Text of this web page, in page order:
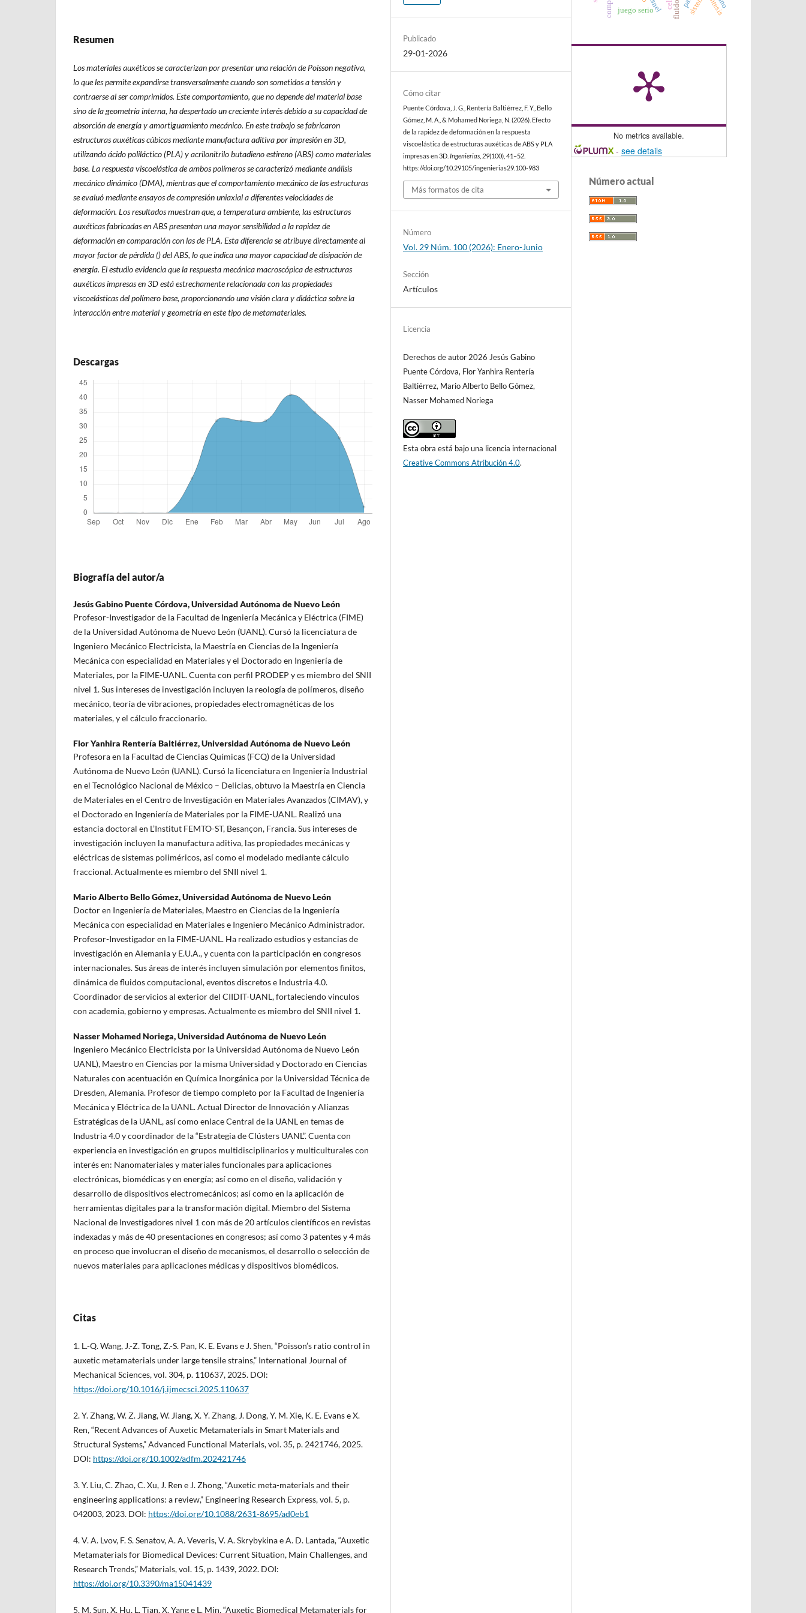
Resumen
Los materiales auxéticos se caracterizan por presentar una relación de Poisson negativa,
lo que les permite expandirse transversalmente cuando son sometidos a tensión y
contraerse al ser comprimidos. Este comportamiento, que no depende del material base
sino de la geometría interna, ha despertado un creciente interés debido a su capacidad de
absorción de energía y amortiguamiento mecánico. En este trabajo se fabricaron
estructuras auxéticas cúbicas mediante manufactura aditiva por impresión en 3D,
utilizando ácido poliláctico (PLA) y acrilonitrilo butadieno estireno (ABS) como materiales
base. La respuesta viscoelástica de ambos polímeros se caracterizó mediante análisis
mecánico dinámico (DMA), mientras que el comportamiento mecánico de las estructuras
se evaluó mediante ensayos de compresión uniaxial a diferentes velocidades de
deformación. Los resultados muestran que, a temperatura ambiente, las estructuras
auxéticas fabricadas en ABS presentan una mayor sensibilidad a la rapidez de
deformación en comparación con las de PLA. Esta diferencia se atribuye directamente al
mayor factor de pérdida () del ABS, lo que indica una mayor capacidad de disipación de
energía. El estudio evidencia que la respuesta mecánica macroscópica de estructuras
auxéticas impresas en 3D está estrechamente relacionada con las propiedades
viscoelásticas del polímero base, proporcionando una visión clara y didáctica sobre la
interacción entre material y geometría en este tipo de metamateriales.
Descargas
Biografía del autor/a
Jesús Gabino Puente Córdova,Universidad Autónoma de Nuevo León
Profesor-Investigador de la Facultad de Ingeniería Mecánica y Eléctrica (FIME)
de la Universidad Autónoma de Nuevo León (UANL). Cursó la licenciatura de
Ingeniero Mecánico Electricista, la Maestría en Ciencias de la Ingeniería
Mecánica con especialidad en Materiales y el Doctorado en Ingeniería de
Materiales, por la FIME-UANL. Cuenta con perfil PRODEP y es miembro del SNII
nivel 1. Sus intereses de investigación incluyen la reología de polímeros, diseño
mecánico, teoría de vibraciones, propiedades electromagnéticas de los
materiales, y el cálculo fraccionario.
Flor Yanhira Rentería Baltiérrez,Universidad Autónoma de Nuevo León
Profesora en la Facultad de Ciencias Químicas (FCQ) de la Universidad
Autónoma de Nuevo León (UANL). Cursó la licenciatura en Ingeniería Industrial
en el Tecnológico Nacional de México – Delicias, obtuvo la Maestría en Ciencia
de Materiales en el Centro de Investigación en Materiales Avanzados (CIMAV), y
el Doctorado en Ingeniería de Materiales por la FIME-UANL. Realizó una
estancia doctoral en L’Institut FEMTO-ST, Besançon, Francia. Sus intereses de
investigación incluyen la manufactura aditiva, las propiedades mecánicas y
eléctricas de sistemas poliméricos, así como el modelado mediante cálculo
fraccional. Actualmente es miembro del SNII nivel 1.
Mario Alberto Bello Gómez,Universidad Autónoma de Nuevo León
Doctor en Ingeniería de Materiales, Maestro en Ciencias de la Ingeniería
Mecánica con especialidad en Materiales e Ingeniero Mecánico Administrador.
Profesor-Investigador en la FIME-UANL. Ha realizado estudios y estancias de
investigación en Alemania y E.U.A., y cuenta con la participación en congresos
internacionales. Sus áreas de interés incluyen simulación por elementos finitos,
dinámica de fluidos computacional, eventos discretos e Industria 4.0.
Coordinador de servicios al exterior del CIIDIT-UANL, fortaleciendo vínculos
con academia, gobierno y empresas. Actualmente es miembro del SNII nivel 1.
Nasser Mohamed Noriega,Universidad Autónoma de Nuevo León
Ingeniero Mecánico Electricista por la Universidad Autónoma de Nuevo León
UANL), Maestro en Ciencias por la misma Universidad y Doctorado en Ciencias
Naturales con acentuación en Química Inorgánica por la Universidad Técnica de
Dresden, Alemania. Profesor de tiempo completo por la Facultad de Ingeniería
Mecánica y Eléctrica de la UANL. Actual Director de Innovación y Alianzas
Estratégicas de la UANL, así como enlace Central de la UANL en temas de
Industria 4.0 y coordinador de la “Estrategia de Clústers UANL”. Cuenta con
experiencia en investigación en grupos multidisciplinarios y multiculturales con
interés en: Nanomateriales y materiales funcionales para aplicaciones
electrónicas, biomédicas y en energía; así como en el diseño, validación y
desarrollo de dispositivos electromecánicos; así como en la aplicación de
herramientas digitales para la transformación digital. Miembro del Sistema
Nacional de Investigadores nivel 1 con más de 20 artículos científicos en revistas
indexadas y más de 40 presentaciones en congresos; así como 3 patentes y 4 más
en proceso que involucran el diseño de mecanismos, el desarrollo o selección de
nuevos materiales para aplicaciones médicas y dispositivos biomédicos.
Citas
1. L.-Q. Wang, J.-Z. Tong, Z.-S. Pan, K. E. Evans e J. Shen, “Poisson’s ratio control in
auxetic metamaterials under large tensile strains,” International Journal of
Mechanical Sciences, vol. 304, p. 110637, 2025. DOI:
https://doi.org/10.1016/j.ijmecsci.2025.110637
2. Y. Zhang, W. Z. Jiang, W. Jiang, X. Y. Zhang, J. Dong, Y. M. Xie, K. E. Evans e X.
Ren, “Recent Advances of Auxetic Metamaterials in Smart Materials and
Structural Systems,” Advanced Functional Materials, vol. 35, p. 2421746, 2025.
DOI: https://doi.org/10.1002/adfm.202421746
3. Y. Liu, C. Zhao, C. Xu, J. Ren e J. Zhong, “Auxetic meta-materials and their
engineering applications: a review,” Engineering Research Express, vol. 5, p.
042003, 2023. DOI: https://doi.org/10.1088/2631-8695/ad0eb1
4. V. A. Lvov, F. S. Senatov, A. A. Veveris, V. A. Skrybykina e A. D. Lantada, “Auxetic
Metamaterials for Biomedical Devices: Current Situation, Main Challenges, and
Research Trends,” Materials, vol. 15, p. 1439, 2022. DOI:
https://doi.org/10.3390/ma15041439
5. M. Sun, X. Hu, L. Tian, X. Yang e L. Min, “Auxetic Biomedical Metamaterials for
Publicado
29-01-2026
Cómo citar
Puente Córdova, J. G., Rentería Baltiérrez, F. Y., Bello
Gómez, M. A., & Mohamed Noriega, N. (2026). Efecto
de la rapidez de deformación en la respuesta
viscoelástica de estructuras auxéticas de ABS y PLA
impresas en 3D.Ingenierias 29(100), 41–52.
https://doi.org/10.29105/ingenierias29.100-983
Más formatos de cita
Número
Vol. 29 Núm. 100 (2026): Enero-Junio
Sección
Artículos
Licencia
Derechos de autor 2026 Jesús Gabino
Puente Córdova, Flor Yanhira Rentería
Baltiérrez, Mario Alberto Bello Gómez,
Nasser Mohamed Noriega
Esta obra está bajo una licencia internacional
Creative Commons Atribución 4.0.
juego serio
No metrics available.
- see details
Número actual